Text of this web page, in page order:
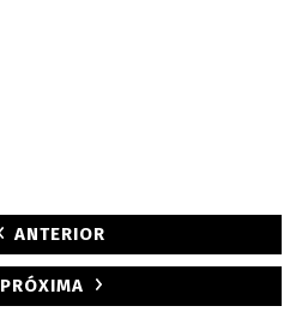
ANTERIOR
PRÓXIMA